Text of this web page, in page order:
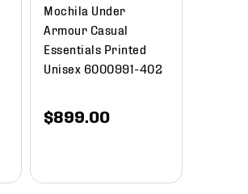
Mochila Under
Armour Casual
Essentials Printed
Unisex 6000991-402
$899 00